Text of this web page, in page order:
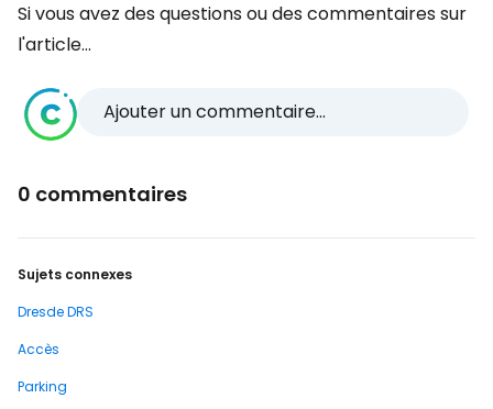
Si vous avez des questions ou des commentaires sur
l'article...
Ajouter un commentaire...
0 commentaires
Sujets connexes
Dresde DRS
Accès
Parking